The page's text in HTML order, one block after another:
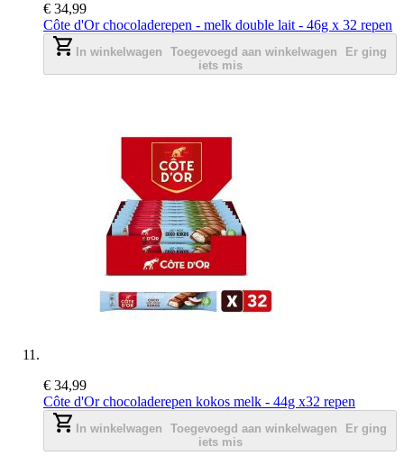
€ 34,99
Côte d'Or chocoladerepen - melk double lait - 46g x 32 repen
In winkelwagen Toegevoegd aan winkelwagen
Er ging
iets mis
€ 34,99
Côte d'Or chocoladerepen kokos melk - 44g x32 repen
In winkelwagen Toegevoegd aan winkelwagen
Er ging
iets mis